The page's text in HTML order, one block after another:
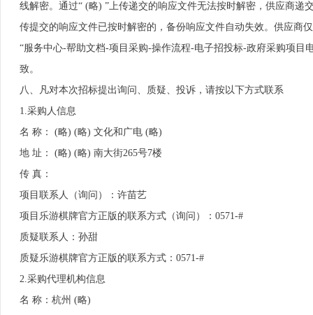
线解密。通过“ (略) ”上传递交的响应文件无法按时解密，供应商
传提交的响应文件已按时解密的，备份响应文件自动失效。供应商
“服务中心-帮助文档-项目采购-操作流程-电子招投标-政府采购项
致。
八、凡对本次招标提出询问、质疑、投诉，请按以下方式联系
1.采购人信息
名 称： (略) (略) 文化和广电 (略)
地 址： (略) (略) 南大街265号7楼
传 真：
项目联系人（询问）：许苗艺
项目乐游棋牌官方正版的联系方式（询问）：0571-#
质疑联系人：孙甜
质疑乐游棋牌官方正版的联系方式：0571-#
2.采购代理机构信息
名 称：杭州 (略)